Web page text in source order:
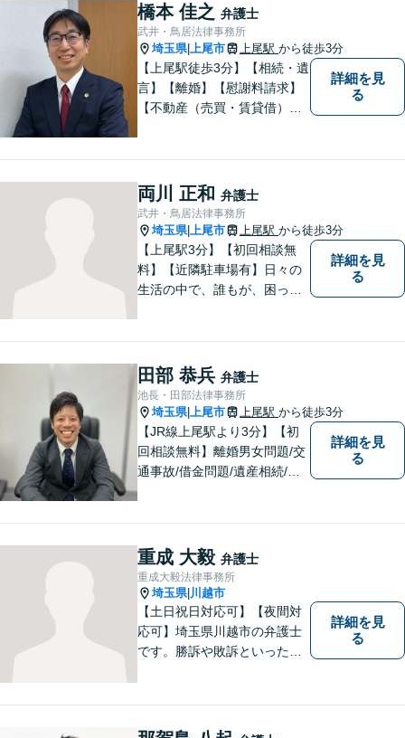
橋本 佳之 弁護士
武井・鳥居法律事務所
埼玉県| 上尾市 上尾駅 から徒歩3分
【上尾駅徒歩3分】【相続・遺
言】【離婚】【慰謝料請求】
【不動産（売買・賃貸借）】
詳細を見
る
両川 正和 弁護士
武井・鳥居法律事務所
埼玉県| 上尾市 上尾駅 から徒歩3分
【上尾駅3分】【初回相談無
料】【近隣駐車場有】日々の
生活の中で、誰もが、困っ
なってしまうことがあると思
います。そんな時は、お気軽
に私にご相談ください。
詳細を見
る
田部 恭兵 弁護士
池長・田部法律事務所
埼玉県| 上尾市 上尾駅 から徒歩3分
【JR線上尾駅より3分】【初
回相談無料】離婚男女問題/交
通事故/借金問題/遺産相続/債
に無料相談を時間を区切らず
に設けております。ぜひ、お
気軽にご相談ください。
詳細を見
る
重成 大毅 弁護士
重成大毅法律事務所
埼玉県| 川越市
【土日祝日対応可】【夜間対
応可】埼玉県川越市の弁護士
です。勝訴や敗訴といった結
ます。ぜひ一度ご相談くださ
い。
詳細を見
る